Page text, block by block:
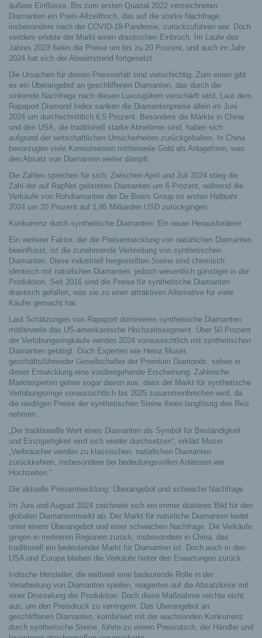
äußere Einflüsse. Bis zum ersten Quartal 2022 verzeichneten
Diamanten ein Preis-Allzeithoch, das auf die starke Nachfrage,
insbesondere nach der COVID-19-Pandemie, zurückzuführen war. Doch
seitdem erlebte der Markt einen drastischen Einbruch. Im Laufe des
Jahres 2023 fielen die Preise um bis zu 20 Prozent, und auch im Jahr
2024 hat sich der Abwärtstrend fortgesetzt.
Die Ursachen für diesen Preisverfall sind vielschichtig. Zum einen gibt
es ein Überangebot an geschliffenen Diamanten, das durch die
sinkende Nachfrage nach diesen Luxusgütern verschärft wird. Laut dem
Rapaport Diamond Index sanken die Diamantenpreise allein im Juni
2024 um durchschnittlich 6,5 Prozent. Besonders die Märkte in China
und den USA, die traditionell starke Abnehmer sind, haben sich
aufgrund der wirtschaftlichen Unsicherheiten zurückgehalten. In China
bevorzugen viele Konsumenten mittlerweile Gold als Anlageform, was
den Absatz von Diamanten weiter dämpft.
Die Zahlen sprechen für sich: Zwischen April und Juli 2024 stieg die
Zahl der auf RapNet gelisteten Diamanten um 6 Prozent, während die
Verkäufe von Rohdiamanten der De Beers Group im ersten Halbjahr
2024 um 20 Prozent auf 1,95 Milliarden USD zurückgingen.
Konkurrenz durch synthetische Diamanten: Ein neuer Herausforderer
Ein weiterer Faktor, der die Preisentwicklung von natürlichen Diamanten
beeinflusst, ist die zunehmende Verbreitung von synthetischen
Diamanten. Diese industriell hergestellten Steine sind chemisch
identisch mit natürlichen Diamanten, jedoch wesentlich günstiger in der
Produktion. Seit 2016 sind die Preise für synthetische Diamanten
drastisch gefallen, was sie zu einer attraktiven Alternative für viele
Käufer gemacht hat.
Laut Schätzungen von Rapaport dominieren synthetische Diamanten
mittlerweile das US-amerikanische Hochzeitssegment. Über 50 Prozent
der Verlobungsringkäufe werden 2024 voraussichtlich mit synthetischen
Diamanten getätigt. Doch Experten wie Heinz Muser,
geschäftsführender Gesellschafter der Premium Diamonds, sehen in
dieser Entwicklung eine vorübergehende Erscheinung. Zahlreiche
Marktexperten gehen sogar davon aus, dass der Markt für synthetische
Verlobungsringe voraussichtlich bis 2025 zusammenbrechen wird, da
die niedrigen Preise der synthetischen Steine ihnen langfristig den Reiz
nehmen.
„Der traditionelle Wert eines Diamanten als Symbol für Beständigkeit
und Einzigartigkeit wird sich wieder durchsetzen“, erklärt Muser.
„Verbraucher werden zu klassischen, natürlichen Diamanten
zurückkehren, insbesondere bei bedeutungsvollen Anlässen wie
Hochzeiten.“
Die aktuelle Preisentwicklung: Überangebot und schwache Nachfrage
Im Juni und August 2024 zeichnete sich ein immer düsteres Bild für den
globalen Diamantenmarkt ab. Der Markt für natürliche Diamanten leidet
unter einem Überangebot und einer schwachen Nachfrage. Die Verkäufe
gingen in mehreren Regionen zurück, insbesondere in China, das
traditionell ein bedeutender Markt für Diamanten ist. Doch auch in den
USA und Europa blieben die Verkäufe hinter den Erwartungen zurück.
Indische Hersteller, die weltweit eine bedeutende Rolle in der
Verarbeitung von Diamanten spielen, reagierten auf die Absatzkrise mit
einer Drosselung der Produktion. Doch diese Maßnahme reichte nicht
aus, um den Preisdruck zu verringern. Das Überangebot an
geschliffenen Diamanten, kombiniert mit der wachsenden Konkurrenz
durch synthetische Steine, führte zu einem Preisrutsch, der Händler und